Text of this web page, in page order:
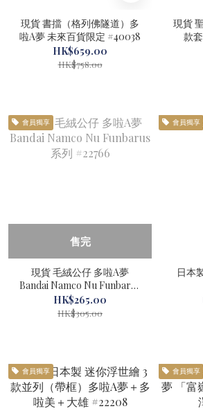
現貨 書擋（格列佛隧道）多
啦A夢 未來百貨限定 #40038
HK$659.00
HK$758.00
現貨
款
會員獨享
售完
現貨 毛絨公仔 多啦A夢
Bandai Namco Nu Funbarus
系列 #22766
HK$265.00
HK$305.00
會員獨享
日本
會員獨享 會員獨享